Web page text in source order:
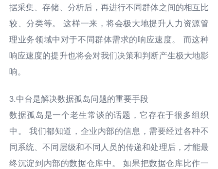
据采集、存储、分析后，再进行不同群体之间的相互比
较、分类等。 这样一来，将会极大地提升人力资源管
理业务领域中对于不同群体需求的响应速度。 而这种
响应速度的提升也将会对我们决策和判断产生极大地影
响。
3.中台是解决数据孤岛问题的重要手段
数据孤岛是一个老生常谈的话题，它存在于很多组织
中。 我们都知道，企业内部的信息，需要经过各种不
同系统、不同层级和不同人员的传递和处理后，才能最
终沉淀到内部的数据仓库中。 如果把数据仓库比作一